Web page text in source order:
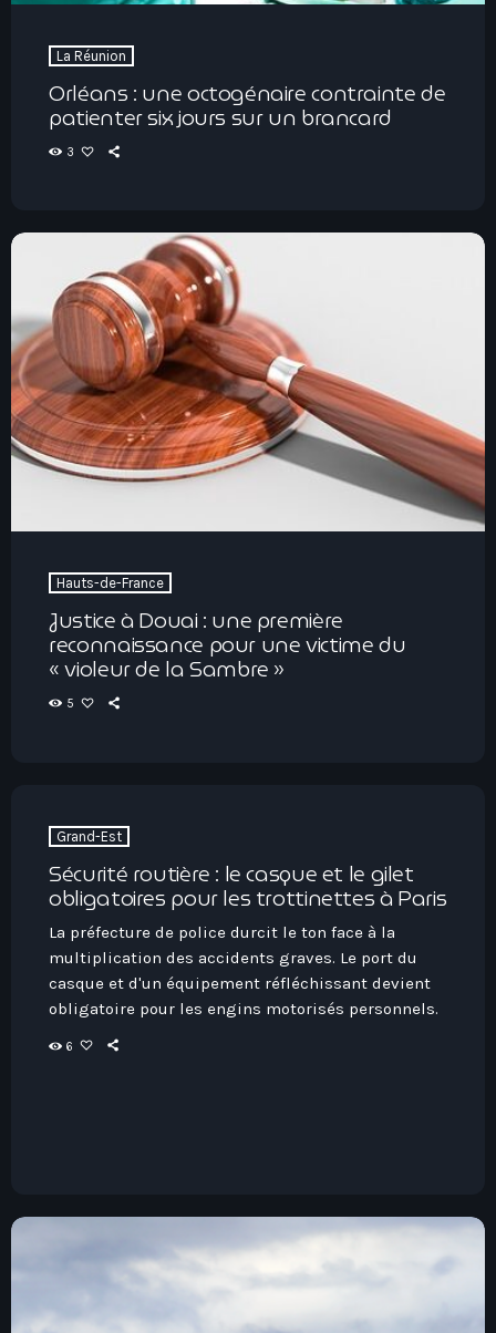
La Réunion
Orléans : une octogénaire contrainte de
patienter six jours sur un brancard
3
Hauts-de-France
Justice à Douai : une première
reconnaissance pour une victime du
« violeur de la Sambre »
5
Grand-Est
Sécurité routière : le casque et le gilet
obligatoires pour les trottinettes à Paris
La préfecture de police durcit le ton face à la
multiplication des accidents graves. Le port du
casque et d'un équipement réfléchissant devient
obligatoire pour les engins motorisés personnels.
6